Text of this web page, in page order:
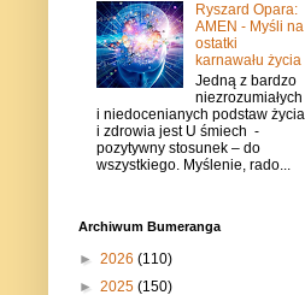
Ryszard Opara:
AMEN - Myśli na
ostatki
karnawału życia
Jedną z bardzo
niezrozumiałych
i niedocenianych podstaw życia
i zdrowia jest U śmiech -
pozytywny stosunek – do
wszystkiego. Myślenie, rado...
Archiwum Bumeranga
► 2026 (110)
► 2025 (150)